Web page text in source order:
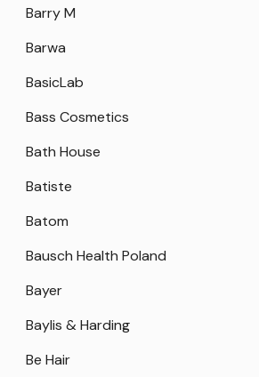
Barry M
Barwa
BasicLab
Bass Cosmetics
Bath House
Batiste
Batom
Bausch Health Poland
Bayer
Baylis & Harding
Be Hair